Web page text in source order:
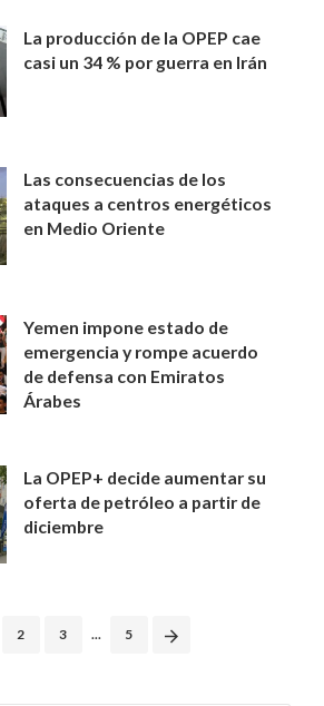
La producción de la OPEP cae
casi un 34 % por guerra en Irán
Las consecuencias de los
ataques a centros energéticos
en Medio Oriente
Yemen impone estado de
emergencia y rompe acuerdo
de defensa con Emiratos
Árabes
La OPEP+ decide aumentar su
oferta de petróleo a partir de
diciembre
2 3 ... 5